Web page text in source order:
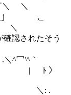
＼
,_
されたそう
'^｀
| ﾄ 〉
＼: .